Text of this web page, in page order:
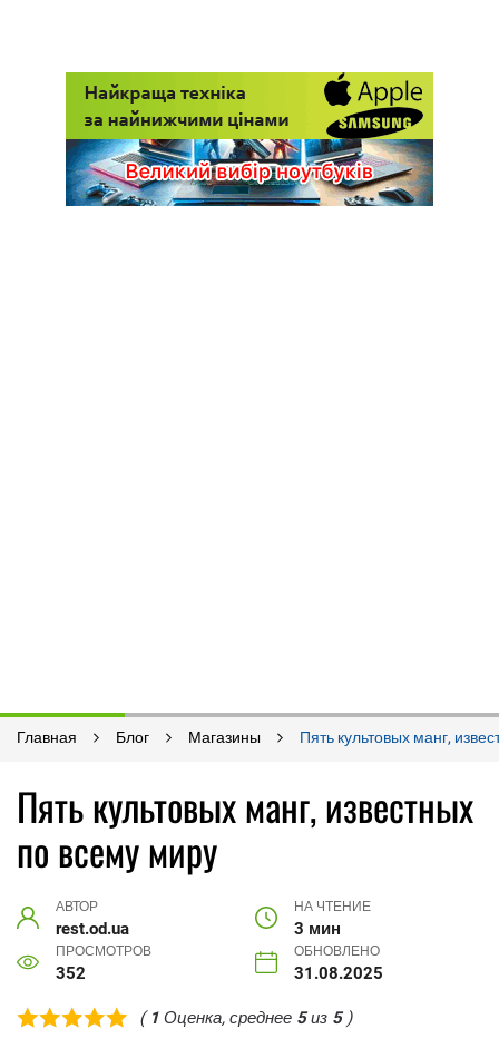
Главная Блог Магазины Пять культовых манг,
Пять культовых манг, известных
по всему миру
АВТОР
rest.od.ua
НА ЧТЕНИЕ
3 мин
ПРОСМОТРОВ
352
ОБНОВЛЕНО
31.08.2025
( 1 Оценка, среднее 5из 5)